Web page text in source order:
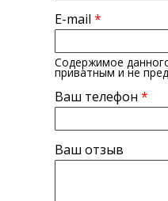
E-mail *
Содержимое
приватным и не
Ваш телефон *
Ваш отзыв